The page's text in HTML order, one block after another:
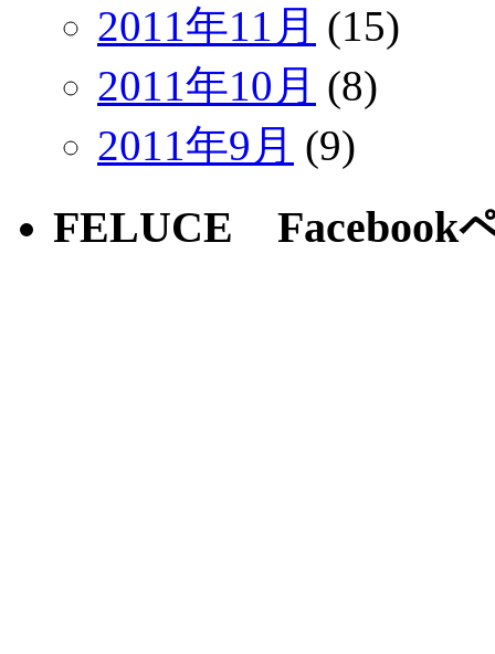
2011年11月 (15)
2011年10月 (8)
2011年9月 (9)
FELUCE Facebook